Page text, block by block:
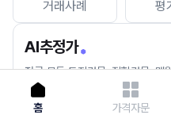
거래사례 평
AI추정가
전국 모든 토지건물, 집합건물, 매
세요.
홈 가격자문